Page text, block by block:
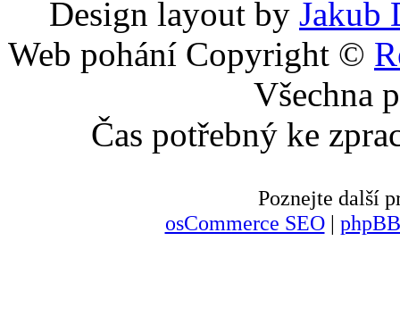
Design layout by Jakub
Web pohání Copyright ©
Všechna
Čas potřebný ke
Poznejte další
osCommerce SEO|